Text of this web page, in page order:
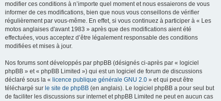
modifier ces conditions à n’importe quel moment et nous essaierons de vous
informer de ces modifications, bien que nous vous conseillons de vérifier
régulièrement par vous-même. En effet, si vous continuez à participer à « Les
motos anglaises d'avant 1983 » après que des modifications aient été
effectuées, vous acceptez d’être légalement responsable des conditions
modifiées et mises à jour.
Nos forums sont développés par phpBB (désignés ci-après par « logiciel
phpBB » et « phpBB Limited ») qui est un logiciel de forum de discussions
déclaré sous la « licence publique générale GNU 2.0 » et qui peut être
téléchargé sur le site de phpBB (en anglais). Le logiciel phpBB a pour seul but
de faciliter les discussions sur internet et phpBB Limited ne peut en aucun cas